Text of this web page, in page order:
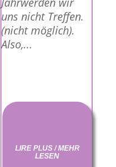
uns nicht Treffen.
(nicht möglich).
Also,...
LIRE PLUS / MEHR
LESEN